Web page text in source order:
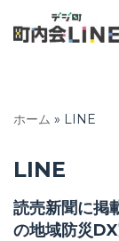
コ
ン
へ
ス
キ
ッ
ホーム » LINE
LINE
読売新聞に掲
の地域防災